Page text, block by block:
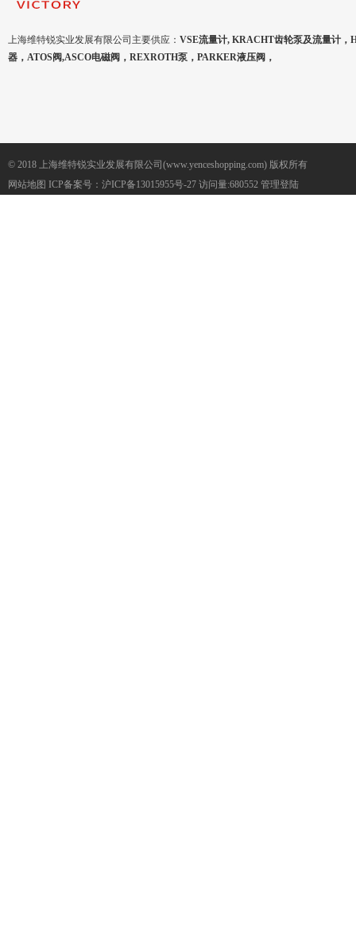
上海维特锐实业发展有限公司主要供应： VSE流量计, KRACHT齿轮泵及流量计，
器，ATOS阀,ASCO电磁阀，REXROTH泵，PARKER液压阀，
© 2018 上海维特锐实业发展有限公司(www.yenceshopping.com) 版权所有
网站地图 ICP备案号： 沪ICP备13015955号-27 访问量:680552 管理登陆